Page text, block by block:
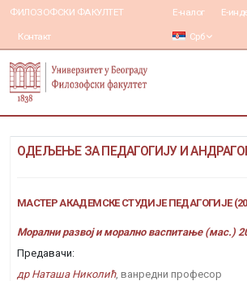
ФИЛОЗОФСКИ ФАКУЛТЕТ
Контакт
Е-налог Е-
Срб
ОДЕЉЕЊЕ ЗА ПЕДАГОГИЈУ И
МАСТЕР АКАДЕМСКЕ СТУДИЈЕ ПЕДАГОГИЈЕ
Морални развој и морално васпитање (мас.)
Предавачи:
др Наташа Николић, ванредни професор